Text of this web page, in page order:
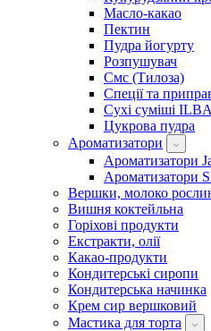
Масло-какао
Пектин
Пудра йогурту
Розпушувач
Смс (Тилоза)
Спеції та
Сухі суміші
Цукрова пудра
Ароматизатори
Ароматизатори
Ароматизатори
Вершки, молоко
Вишня коктейльна
Горіхові продукти
Екстракти, олії
Какао-продукти
Кондитерські сиропи
Кондитерська начинка
Крем сир вершковий
Мастика для торта